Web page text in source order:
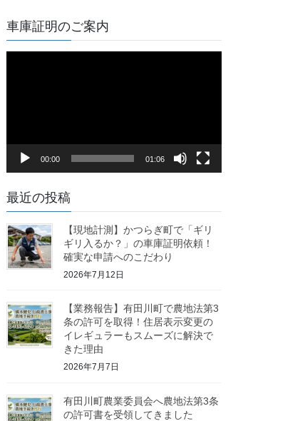
車庫証明のご案内
ヤ
00:00 01:06
最近の投稿
【現地計測】かつらぎ町で「ギリ
ギリ入るか？」の車庫証明依頼！
確実な申請へのこだわり
2026年7月12日
【業務報告】有田川町で農地法第3
条の許可を取得！住居表示変更の
イレギュラーもスムーズに解決で
きた理由
2026年7月7日
有田川町農業委員会へ農地法第3条
の許可書を受領してきました